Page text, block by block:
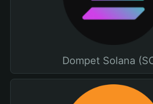
Dompet Solana